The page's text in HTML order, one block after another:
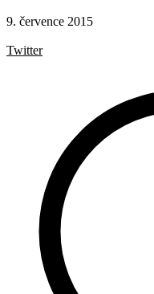
9. července 2015
Twitter